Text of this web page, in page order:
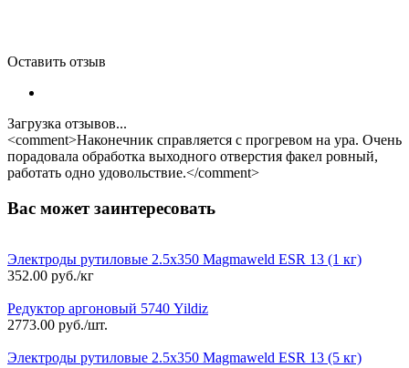
Оставить отзыв
Загрузка отзывов...
<comment>Наконечник справляется с прогревом на ура. Очень
порадовала обработка выходного отверстия факел ровный,
работать одно удовольствие.</comment>
Вас может заинтересовать
Электроды рутиловые 2.5х350 Magmaweld ESR 13 (1 кг)
352.00 руб./кг
Редуктор аргоновый 5740 Yildiz
2773.00 руб./шт.
Электроды рутиловые 2.5х350 Magmaweld ESR 13 (5 кг)